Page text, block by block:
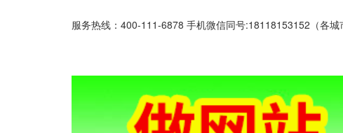
服务热线：400-111-6878 手机微信同号:18118153152（各城